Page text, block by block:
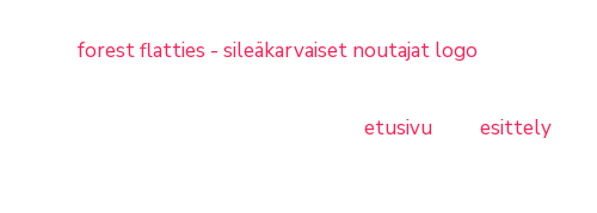
etusivu esittely